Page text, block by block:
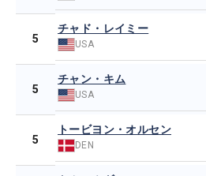
5
チャド・レイミー
USA
5
チャン・キム
USA
5
トービヨン・オルセン
DEN